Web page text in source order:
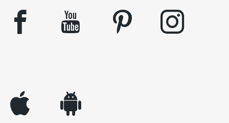
facebook youtube pinterest instagram
appleinc android